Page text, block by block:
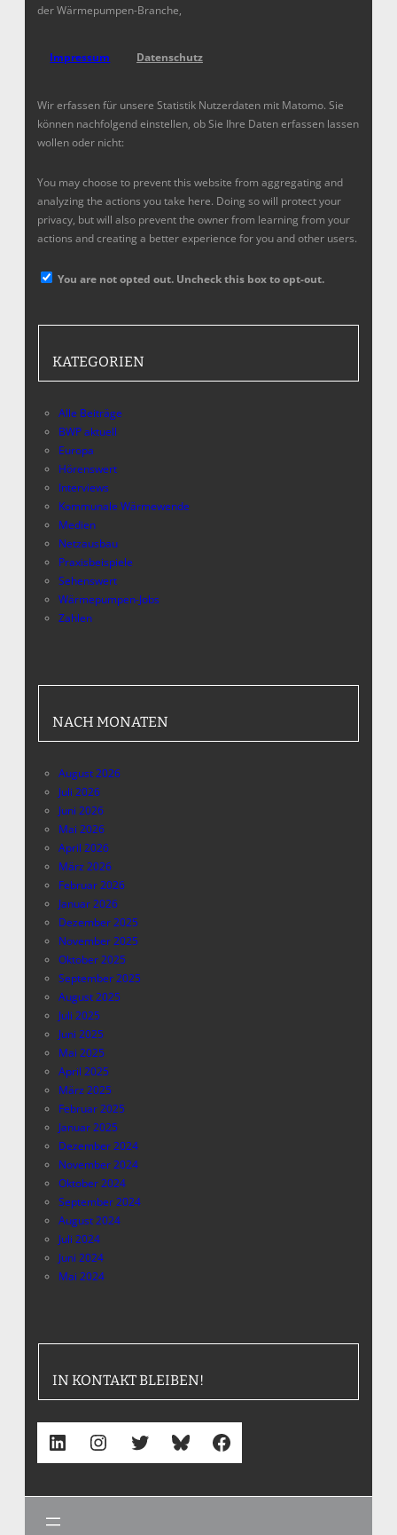
der Wärmepumpen-Branche,
Impressum Datenschutz
Wir erfassen für unsere Statistik Nutzerdaten mit Matomo. Sie
können nachfolgend einstellen, ob Sie Ihre Daten erfassen lassen
wollen oder nicht:
You may choose to prevent this website from aggregating and
analyzing the actions you take here. Doing so will protect your
privacy, but will also prevent the owner from learning from your
actions and creating a better experience for you and other users.
You are not opted out. Uncheck this box to opt-out.
KATEGORIEN
Alle Beiträge
BWP aktuell
Europa
Hörenswert
Interviews
Kommunale Wärmewende
Medien
Netzausbau
Praxisbeispiele
Sehenswert
Wärmepumpen-Jobs
Zahlen
NACH MONATEN
August 2026
Juli 2026
Juni 2026
Mai 2026
April 2026
März 2026
Februar 2026
Januar 2026
Dezember 2025
November 2025
Oktober 2025
September 2025
August 2025
Juli 2025
Juni 2025
Mai 2025
April 2025
März 2025
Februar 2025
Januar 2025
Dezember 2024
November 2024
Oktober 2024
September 2024
August 2024
Juli 2024
Juni 2024
Mai 2024
IN KONTAKT BLEIBEN!
LinkedIn Instagram Twitter Bluesky Facebook